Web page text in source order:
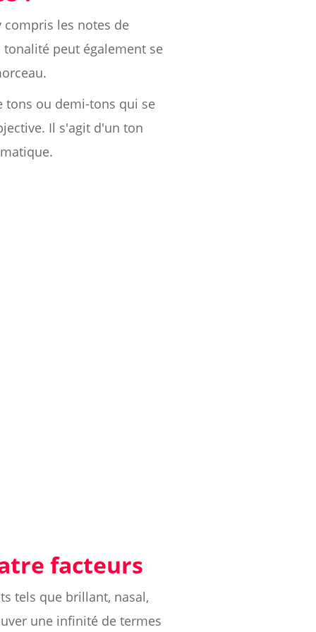
compris les notes de
peut également se
tons ou demi-tons qui se
Il s'agit d'un ton
facteurs
tels que brillant, nasal,
une infinité de termes